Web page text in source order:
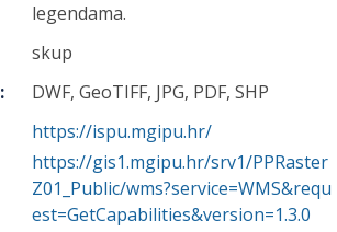
legendama.
skup
:
DWF, GeoTIFF, JPG, PDF, SHP
https://ispu.mgipu.hr/
https://gis1.mgipu.hr/srv1/PPRaster
Z01_Public/wms?service=WMS&requ
est=GetCapabilities&version=1.3.0